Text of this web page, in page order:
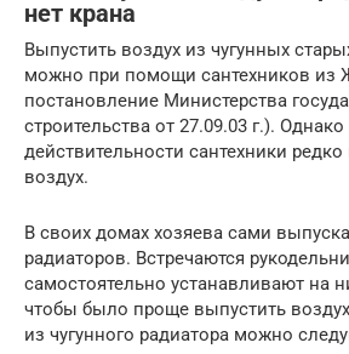
нет крана
Выпустить воздух из чугунных
можно при помощи сантехников из
постановление Министерства
строительства от 27.09.03 г.). Однако
действительности сантехники
воздух.
В своих домах хозяева сами
радиаторов. Встречаются
самостоятельно устанавливают на
чтобы было проще выпустить
из чугунного радиатора можно